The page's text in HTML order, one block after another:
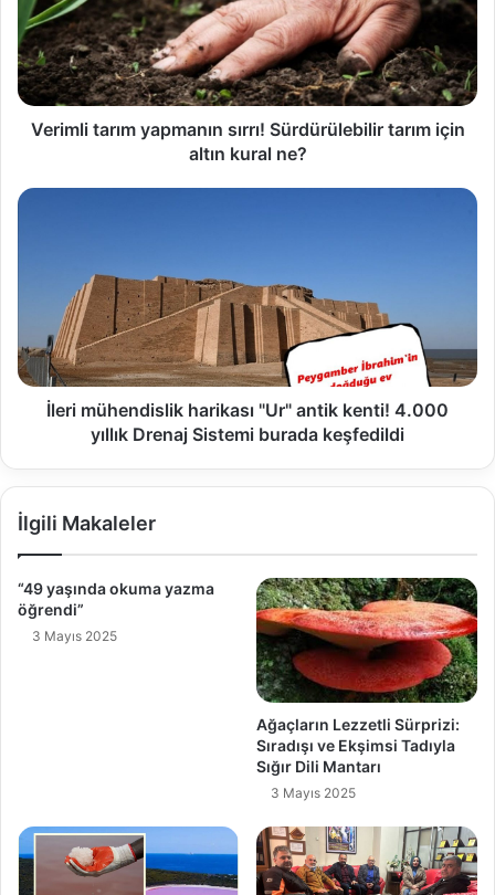
Verimli tarım yapmanın sırrı! Sürdürülebilir tarım için
altın kural ne?
İleri mühendislik harikası "Ur" antik kenti! 4.000
yıllık Drenaj Sistemi burada keşfedildi
İlgili Makaleler
“49 yaşında okuma yazma
öğrendi”
3 Mayıs 2025
Ağaçların Lezzetli Sürprizi:
Sıradışı ve Ekşimsi Tadıyla
Sığır Dili Mantarı
3 Mayıs 2025